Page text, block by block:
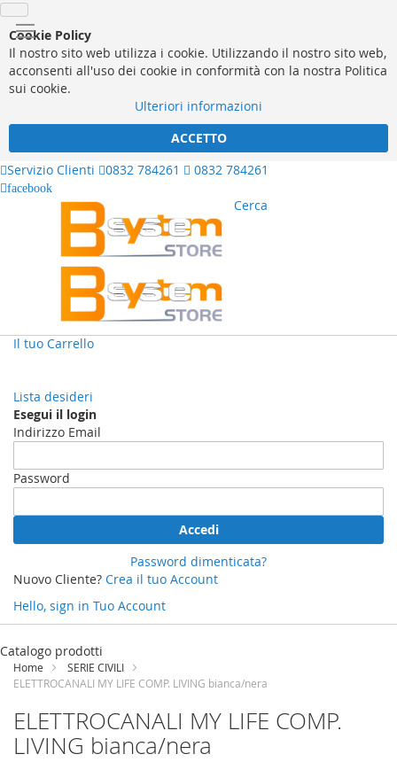
Cookie Policy
Il nostro sito web utilizza i cookie. Utilizzando il nostro sito web,
acconsenti all'uso dei cookie in conformità con la nostra Politica
sui cookie.
Ulteriori informazioni
ACCETTO
Servizio Clienti
0832 784261 0832 784261
facebook
Cerca
Il tuo Carrello
Lista desideri
Esegui il login
Indirizzo Email
Password
Accedi
Password dimenticata?
Nuovo Cliente? Crea il tuo Account
Hello, sign in Tuo Account
Salta
contenuto
Catalogo prodotti
Home
SERIE CIVILI
ELETTROCANALI MY LIFE COMP. LIVING bianca/nera
ELETTROCANALI MY LIFE COMP.
LIVING bianca/nera